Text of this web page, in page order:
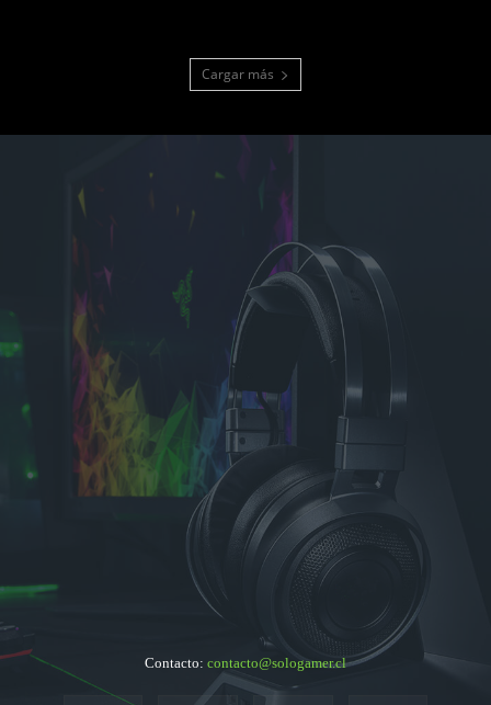
Cargar más
Contacto: contacto@sologamer.cl